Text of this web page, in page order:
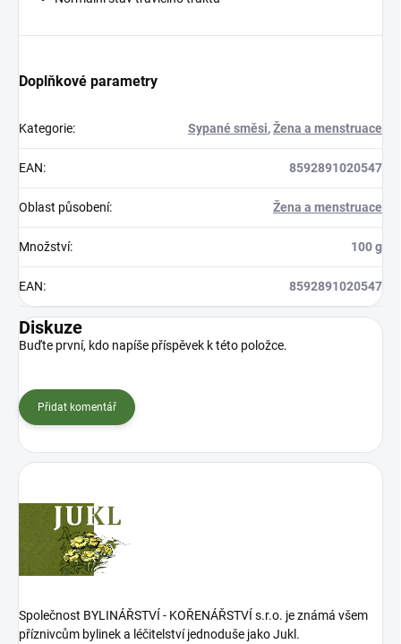
Doplňkové parametry
Kategorie: Sypané směsi,Žena a menstruace
EAN: 8592891020547
Oblast působení: Žena a menstruace
Množství: 100 g
EAN: 8592891020547
Diskuze
Buďte první, kdo napíše příspěvek k této položce.
Přidat komentář
Společnost BYLINÁŘSTVÍ - KOŘENÁŘSTVÍ s.r.o. je známá všem
příznivcům bylinek a léčitelství jednoduše jako Jukl.